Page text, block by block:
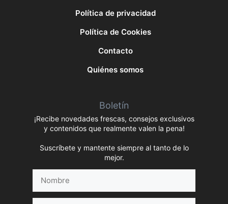
Política de privacidad
Política de Cookies
Contacto
Quiénes somos
Boletín
¡Recibe novedades frescas, consejos exclusivos
y contenidos que realmente valen la pena!
Suscríbete y mantente siempre al tanto de lo
mejor.